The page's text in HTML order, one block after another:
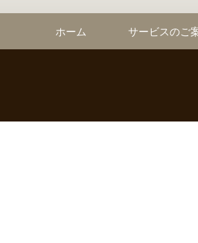
ホーム サービスのご